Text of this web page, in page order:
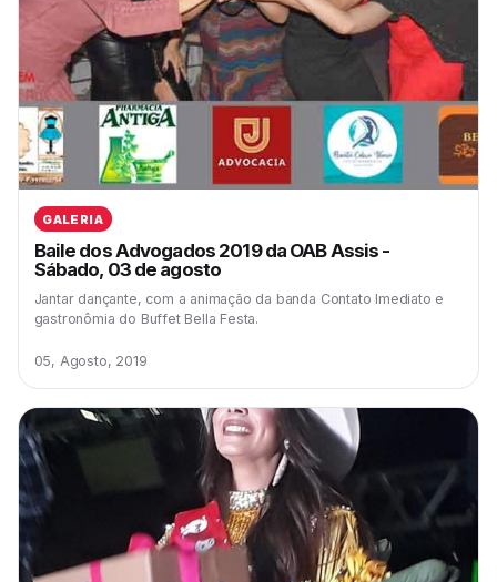
GALERIA
Baile dos Advogados 2019 da OAB Assis -
Sábado, 03 de agosto
Jantar dançante, com a animação da banda Contato Imediato e
gastronômia do Buffet Bella Festa.
05, Agosto, 2019